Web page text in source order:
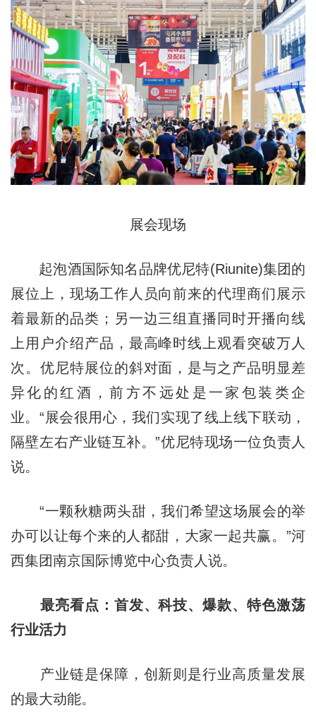
展会现场
起泡酒国际知名品牌优尼特(Riunite)集团的
展位上，现场工作人员向前来的代理商们展示
着最新的品类；另一边三组直播同时开播向线
上用户介绍产品，最高峰时线上观看突破万人
次。优尼特展位的斜对面，是与之产品明显差
异化的红酒，前方不远处是一家包装类企
业。“展会很用心，我们实现了线上线下联动，
隔壁左右产业链互补。”优尼特现场一位负责人
说。
“一颗秋糖两头甜，我们希望这场展会的举
办可以让每个来的人都甜，大家一起共赢。”河
西集团南京国际博览中心负责人说。
最亮看点：首发、科技、爆款、特色激荡
行业活力
产业链是保障，创新则是行业高质量发展
的最大动能。